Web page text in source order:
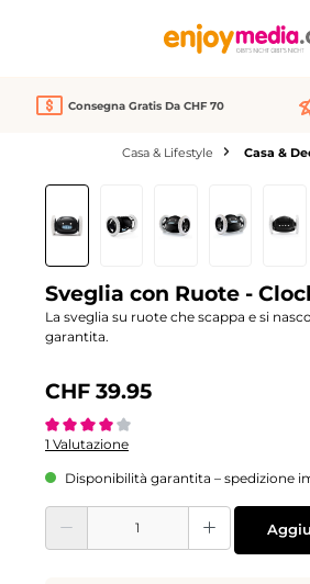
Consegna Gratis Da CHF 70
Casa & Lifestyle Casa &
Salta la galleria di immagini
Sveglia con Ruote -
La sveglia su ruote che scappa e si
garantita.
CHF 39.95
Valutazione media di 4 su 5 stelle
1 Valutazione
Disponibilità garantita – spedizione
Quantità del prodotto: inserisci la quantità